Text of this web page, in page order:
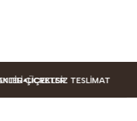
ÜCRETSIZ TESLIMAT
ÇIÇEKLER